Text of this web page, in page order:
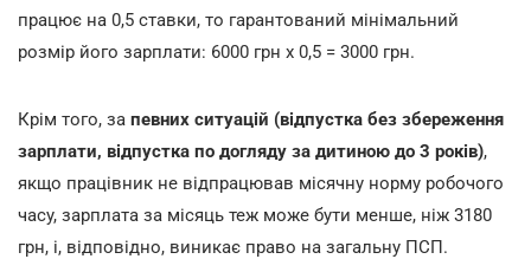
працює на 0,5 ставки, то гарантований мінімальний
розмір його зарплати: 6000 грн х 0,5 = 3000 грн.
Крім того, за певних ситуацій (відпустка без збереження
зарплати, відпустка по догляду за дитиною до 3 років),
якщо працівник не відпрацював місячну норму робочого
часу, зарплата за місяць теж може бути менше, ніж 3180
грн, і, відповідно, виникає право на загальну ПСП.